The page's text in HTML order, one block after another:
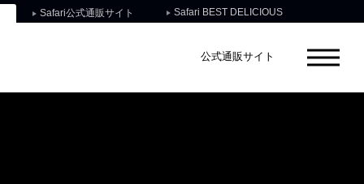
Safari公式通販サイト Safari BEST DELICIOUS
公式通販サイト